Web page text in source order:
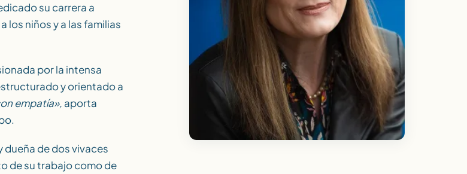
su carrera a
los niños y a las familias
por la intensa
y orientado a
empatía», aporta
dueña de dos vivaces
de su trabajo como de